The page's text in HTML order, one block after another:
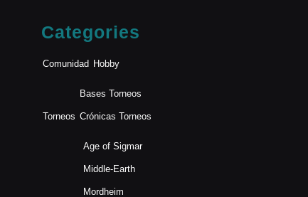
Categories
Comunidad Hobby
Torneos
Bases Torneos
Crónicas Torneos
Age of Sigmar
Middle-Earth
Mordheim